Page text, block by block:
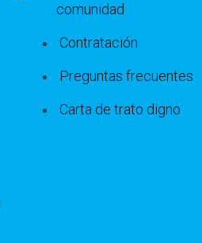
comunidad
Contratación
Preguntas frecuentes
Carta de trato digno